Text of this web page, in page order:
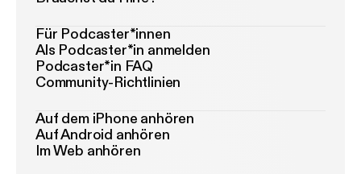
Für Podcaster*innen
Als Podcaster*in anmelden
Podcaster*in FAQ
Community-Richtlinien
Auf dem iPhone anhören
Auf Android anhören
Im Web anhören